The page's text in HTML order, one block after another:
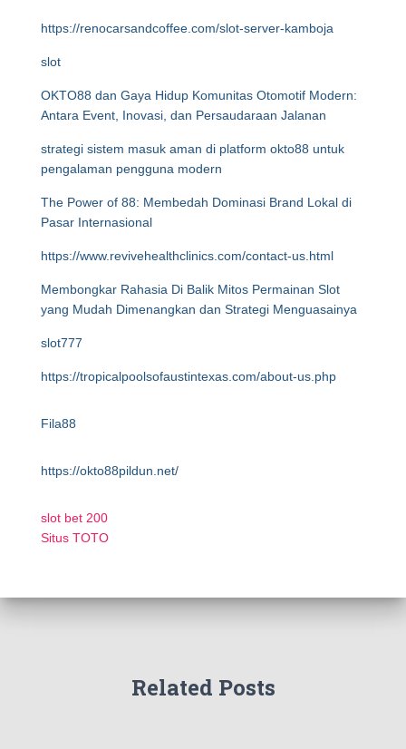
https://renocarsandcoffee.com/slot-server-kamboja
slot
OKTO88 dan Gaya Hidup Komunitas Otomotif Modern:
Antara Event, Inovasi, dan Persaudaraan Jalanan
strategi sistem masuk aman di platform okto88 untuk
pengalaman pengguna modern
The Power of 88: Membedah Dominasi Brand Lokal di
Pasar Internasional
https://www.revivehealthclinics.com/contact-us.html
Membongkar Rahasia Di Balik Mitos Permainan Slot
yang Mudah Dimenangkan dan Strategi Menguasainya
slot777
https://tropicalpoolsofaustintexas.com/about-us.php
Fila88
https://okto88pildun.net/
slot bet 200
Situs TOTO
Related Posts